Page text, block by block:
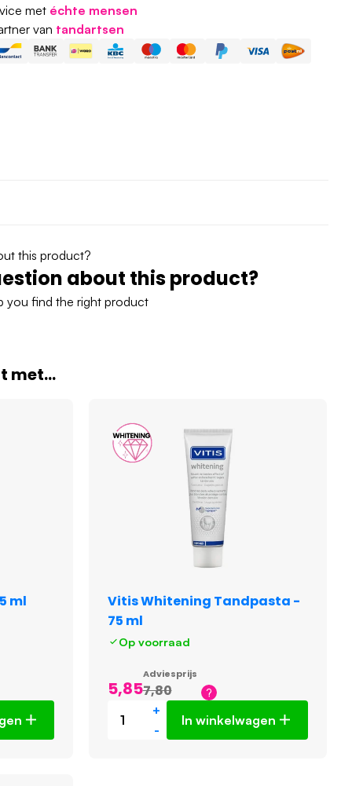
met échte mensen
van tandartsen
about this product?
you find the right product
met...
ml
Vitis Whitening Tandpasta -
75 ml
Op voorraad
5,85
Adviesprijs
7,80
+
-
In winkelwagen